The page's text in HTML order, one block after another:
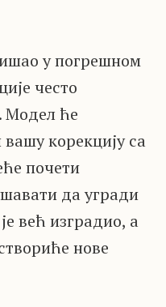
у погрешном
често
Модел ће
корекцију са
почети
да угради
већ изградио, а
нове